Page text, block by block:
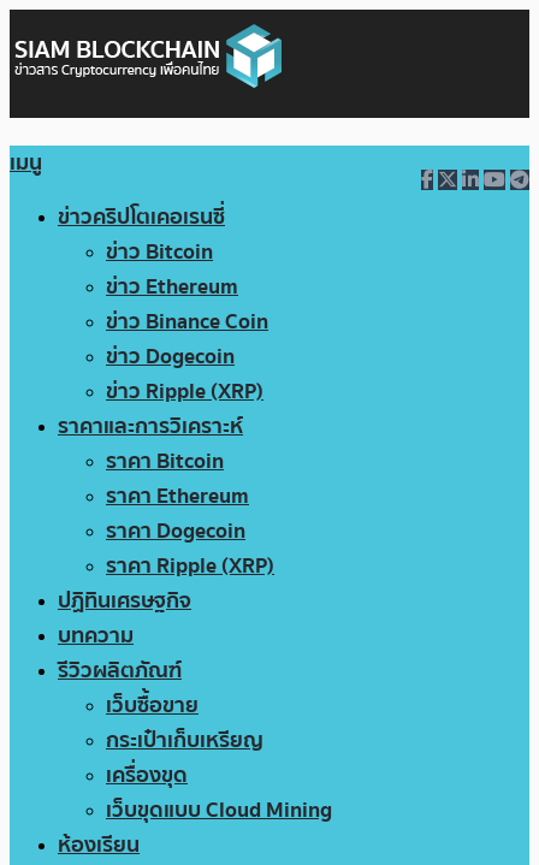
เมนู
ข่าวคริปโตเคอเรนซี่
ข่าว Bitcoin
ข่าว Ethereum
ข่าว Binance Coin
ข่าว Dogecoin
ข่าว Ripple (XRP)
ราคาและการวิเคราะห์
ราคา Bitcoin
ราคา Ethereum
ราคา Dogecoin
ราคา Ripple (XRP)
ปฏิทินเศรษฐกิจ
บทความ
รีวิวผลิตภัณฑ์
เว็บซื้อขาย
กระเป๋าเก็บเหรียญ
เครื่องขุด
เว็บขุดแบบ Cloud Mining
ห้องเรียน